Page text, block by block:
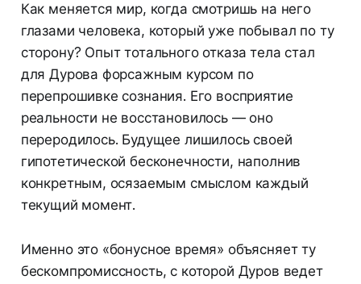
Как меняется мир, когда смотришь на него
глазами человека, который уже побывал по ту
сторону? Опыт тотального отказа тела стал
для Дурова форсажным курсом по
перепрошивке сознания. Его восприятие
реальности не восстановилось — оно
переродилось. Будущее лишилось своей
гипотетической бесконечности, наполнив
конкретным, осязаемым смыслом каждый
текущий момент.
Именно это «бонусное время» объясняет ту
бескомпромиссность, с которой Дуров ведет